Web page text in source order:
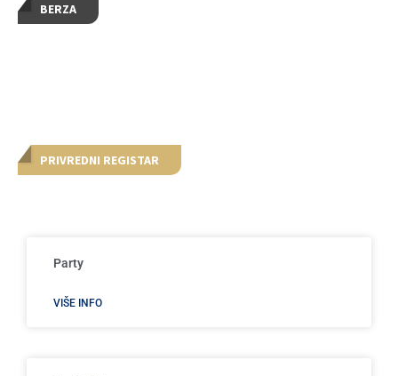
BERZA
PRIVREDNI REGISTAR
Party
VIŠE INFO